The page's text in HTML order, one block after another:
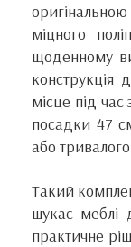
оригінальною
міцного
щоденному
конструкція
місце під час
посадки 47
або
Такий
шукає меблі
практичне